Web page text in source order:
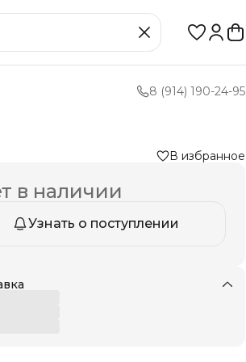
8 (914) 190-24-95
В избранное
в наличии
Узнать о поступлении